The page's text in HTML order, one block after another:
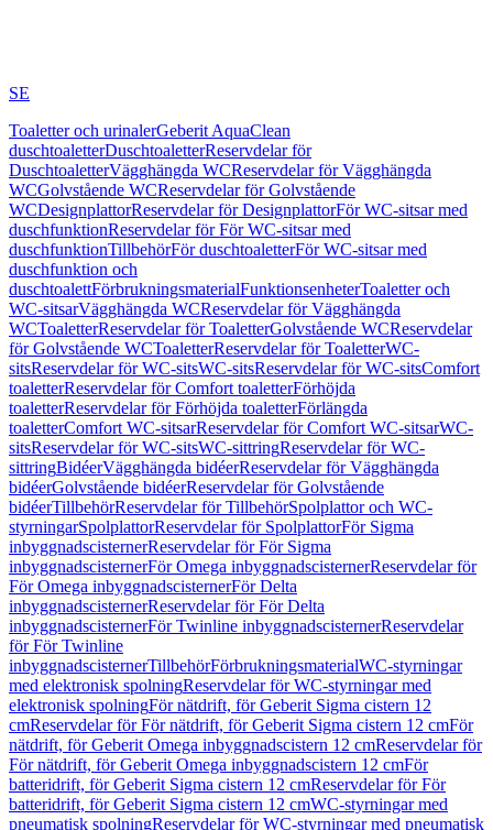
SE
Toaletter och urinalerGeberit AquaClean
duschtoaletterDuschtoaletterReservdelar för
DuschtoaletterVägghängda WCReservdelar för Vägghängda
WCGolvstående WCReservdelar för Golvstående
WCDesignplattorReservdelar för DesignplattorFör WC-sitsar med
duschfunktionReservdelar för För WC-sitsar med
duschfunktionTillbehörFör duschtoaletterFör WC-sitsar med
duschfunktion och
duschtoalettFörbrukningsmaterialFunktionsenheterToaletter och
WC-sitsarVägghängda WCReservdelar för Vägghängda
WCToaletterReservdelar för ToaletterGolvstående WCReservdelar
för Golvstående WCToaletterReservdelar för ToaletterWC-
sitsReservdelar för WC-sitsWC-sitsReservdelar för WC-sitsComfort
toaletterReservdelar för Comfort toaletterFörhöjda
toaletterReservdelar för Förhöjda toaletterFörlängda
toaletterComfort WC-sitsarReservdelar för Comfort WC-sitsarWC-
sitsReservdelar för WC-sitsWC-sittringReservdelar för WC-
sittringBidéerVägghängda bidéerReservdelar för Vägghängda
bidéerGolvstående bidéerReservdelar för Golvstående
bidéerTillbehörReservdelar för TillbehörSpolplattor och WC-
styrningarSpolplattorReservdelar för SpolplattorFör Sigma
inbyggnadscisternerReservdelar för För Sigma
inbyggnadscisternerFör Omega inbyggnadscisternerReservdelar för
För Omega inbyggnadscisternerFör Delta
inbyggnadscisternerReservdelar för För Delta
inbyggnadscisternerFör Twinline inbyggnadscisternerReservdelar
för För Twinline
inbyggnadscisternerTillbehörFörbrukningsmaterialWC-styrningar
med elektronisk spolningReservdelar för WC-styrningar med
elektronisk spolningFör nätdrift, för Geberit Sigma cistern 12
cmReservdelar för För nätdrift, för Geberit Sigma cistern 12 cmFör
nätdrift, för Geberit Omega inbyggnadscistern 12 cmReservdelar för
För nätdrift, för Geberit Omega inbyggnadscistern 12 cmFör
batteridrift, för Geberit Sigma cistern 12 cmReservdelar för För
batteridrift, för Geberit Sigma cistern 12 cmWC-styrningar med
pneumatisk spolningReservdelar för WC-styrningar med pneumatisk